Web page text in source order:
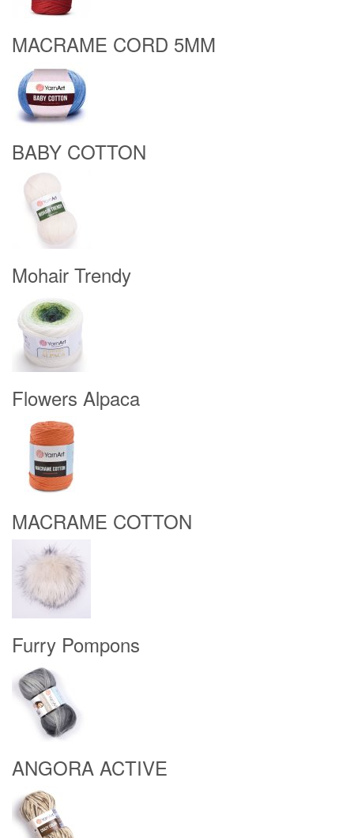
MACRAME CORD 5MM
BABY COTTON
Mohair Trendy
Flowers Alpaca
MACRAME COTTON
Furry Pompons
ANGORA ACTIVE